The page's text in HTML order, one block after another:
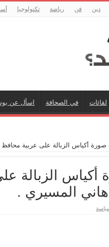
دين فن رياضة تكنولوجيا
لقائات في الصحافة اسأل عن
صورة أكياس الزبالة على عربية
أكياس الزبالة
هاني المسيري .